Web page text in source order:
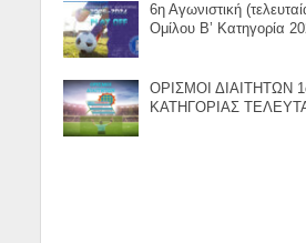
6η Αγωνιστική
Ομίλου Β’ Κατηγορία
ΟΡΙΣΜΟΙ ΔΙΑΙΤΗΤΩΝ
ΚΑΤΗΓΟΡΙΑΣ